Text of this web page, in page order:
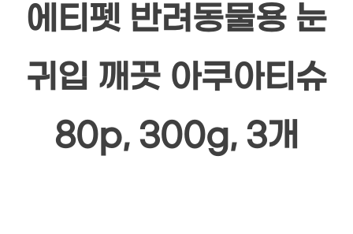
에티펫 반려동물용 눈
귀입 깨끗 아쿠아티슈
80p, 300g, 3개